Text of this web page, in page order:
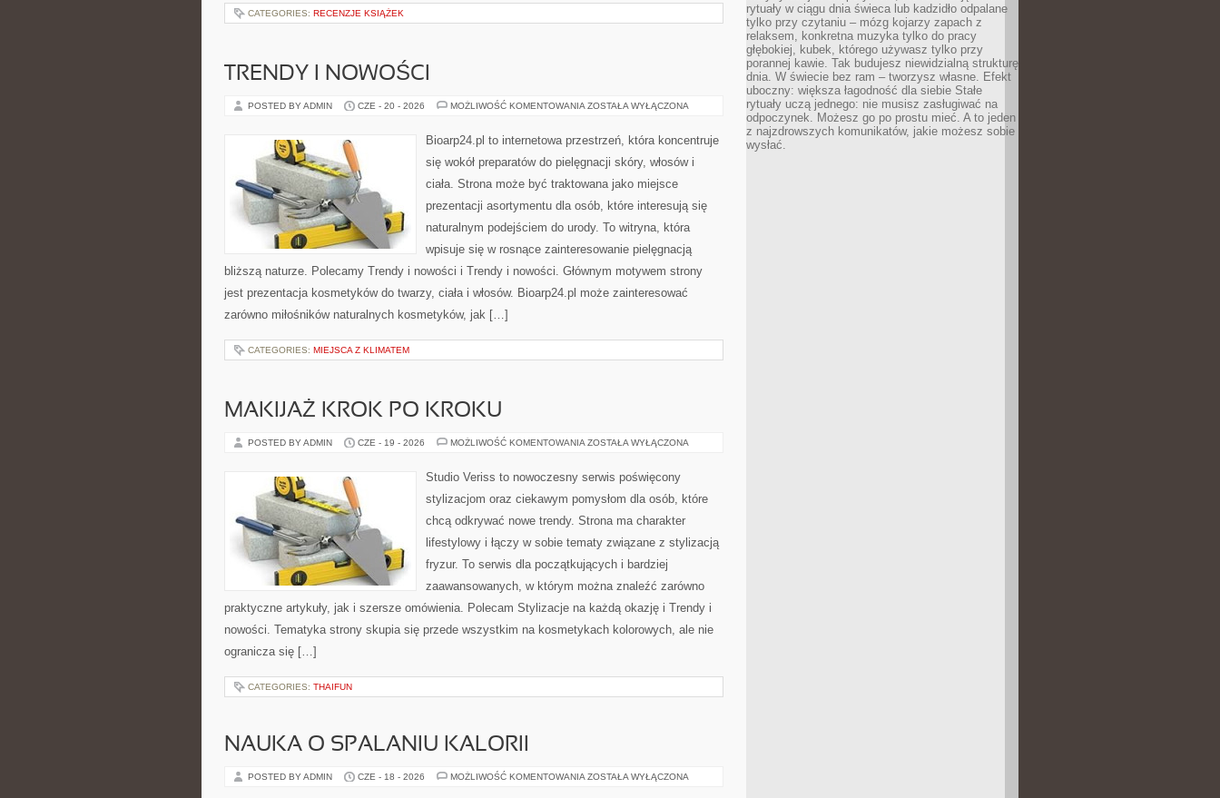
CATEGORIES: RECENZJE KSIĄŻEK
TRENDY I NOWOŚCI
POSTED BY ADMIN CZE - 20 - 2026 MOŻLIWOŚĆ KOMENTOWANIA TRENDY
ZOSTAŁA WYŁĄCZONA
Bioarp24.pl to internetowa przestrzeń, która koncentruje
się wokół preparatów do pielęgnacji skóry, włosów i
ciała. Strona może być traktowana jako miejsce
prezentacji asortymentu dla osób, które interesują się
naturalnym podejściem do urody. To witryna, która
wpisuje się w rosnące zainteresowanie pielęgnacją
bliższą naturze. Polecamy Trendy i nowości i Trendy i nowości. Głównym motywem strony
jest prezentacja kosmetyków do twarzy, ciała i włosów. Bioarp24.pl może zainteresować
zarówno miłośników naturalnych kosmetyków, jak […]
CATEGORIES: MIEJSCA Z KLIMATEM
MAKIJAŻ KROK PO KROKU
POSTED BY ADMIN CZE - 19 - 2026 MOŻLIWOŚĆ KOMENTOWANIA MAKIJAŻ
KROKU
ZOSTAŁA WYŁĄCZONA
Studio Veriss to nowoczesny serwis poświęcony
stylizacjom oraz ciekawym pomysłom dla osób, które
chcą odkrywać nowe trendy. Strona ma charakter
lifestylowy i łączy w sobie tematy związane z stylizacją
fryzur. To serwis dla początkujących i bardziej
zaawansowanych, w którym można znaleźć zarówno
praktyczne artykuły, jak i szersze omówienia. Polecam Stylizacje na każdą okazję i Trendy i
nowości. Tematyka strony skupia się przede wszystkim na kosmetykach kolorowych, ale nie
ogranicza się […]
CATEGORIES: THAIFUN
NAUKA O SPALANIU KALORII
POSTED BY ADMIN CZE - 18 - 2026 MOŻLIWOŚĆ KOMENTOWANIA NAUKA
ZOSTAŁA WYŁĄCZONA
rytuały w ciągu dnia świeca lub kadzidło odpalane
tylko przy czytaniu – mózg kojarzy zapach z
relaksem, konkretna muzyka tylko do pracy
głębokiej, kubek, którego używasz tylko przy
porannej kawie. Tak budujesz niewidzialną strukturę
dnia. W świecie bez ram – tworzysz własne. Efekt
uboczny: większa łagodność dla siebie Stałe
rytuały uczą jednego: nie musisz zasługiwać na
odpoczynek. Możesz go po prostu mieć. A to jeden
z najzdrowszych komunikatów, jakie możesz sobie
wysłać.